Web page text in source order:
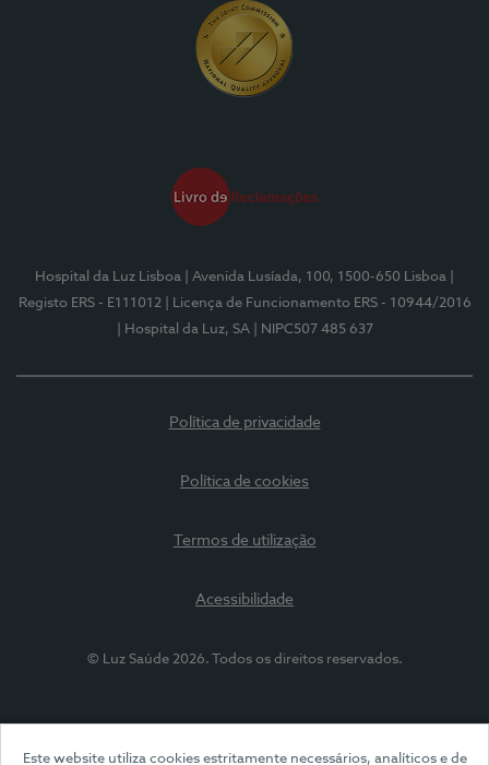
Este website utiliza cookies estritamente necessários, analíticos e de
Hospital da Luz Lisboa | Avenida Lusíada, 100, 1500-650 Lisboa
Registo ERS - E111012
| Licença de Funcionamento ERS - 10944/2016
| Hospital da Luz, SA
| NIPC507 485 637
Política de privacidade
Política de cookies
Termos de utilização
Acessibilidade
© Luz Saúde 2026. Todos os direitos reservados.